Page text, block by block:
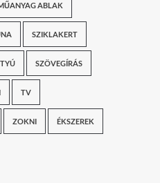
ABLAK
SZIKLAKERT
SZÖVEGÍRÁS
TV
ZOKNI ÉKSZEREK